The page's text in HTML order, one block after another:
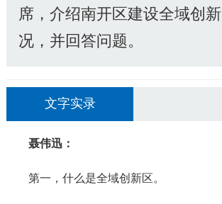
席，介绍南开区建设全域创
况，并回答问题。
文字实录
聂伟迅：
第一，什么是全域创新区。